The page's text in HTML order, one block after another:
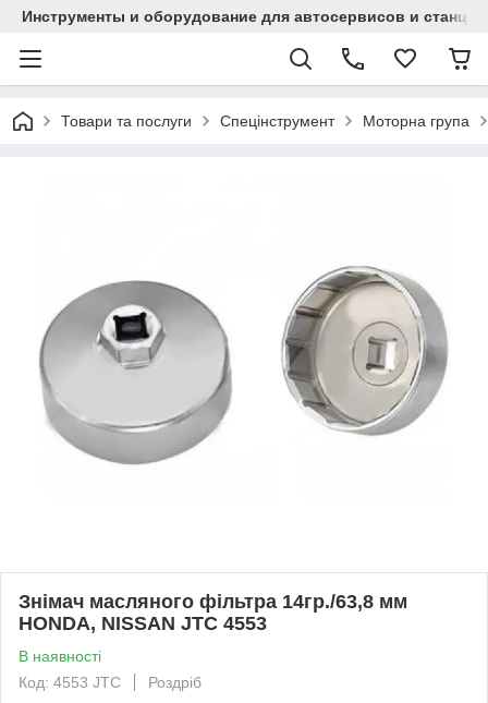
Инструменты и оборудование для автосервисов и
Товари та послуги Спецінструмент Моторна група
Знімач масляного фільтра 14гр./63,8 мм
HONDA, NISSAN JTC 4553
В наявності
Код: 4553 JTC
Роздріб